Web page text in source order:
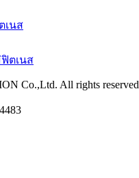
เนส
ตเนส
Co.,Ltd. All rights reserved